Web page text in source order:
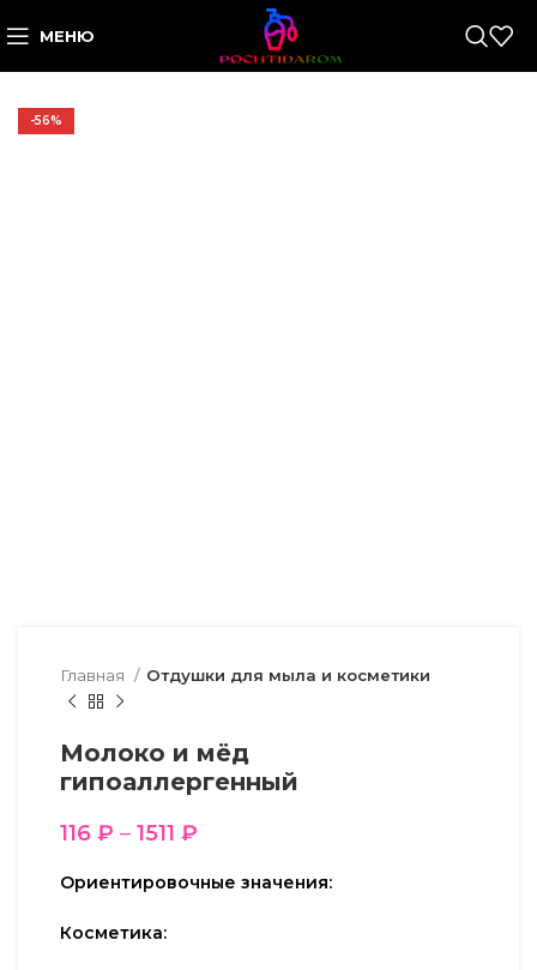
МЕНЮ
-56%
Главная Отдушки для мыла и косметики
Молоко и мёд
гипоаллергенный
116 ₽ – 1511 ₽
Ориентировочные значения:
Косметика: